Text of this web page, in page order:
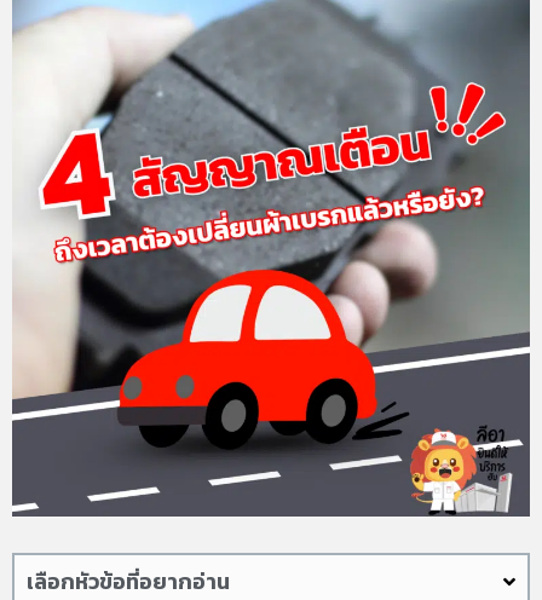
เลือกหัวข้อที่อยากอ่าน